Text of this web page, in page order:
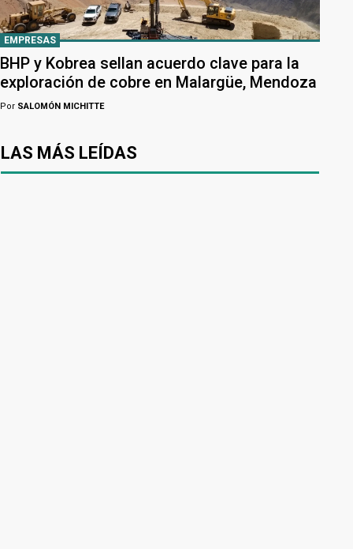
EMPRESAS
BHP y Kobrea sellan acuerdo clave para la
exploración de cobre en Malargüe, Mendoza
Por SALOMÓN MICHITTE
LAS MÁS LEÍDAS